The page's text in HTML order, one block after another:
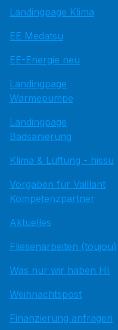
Landingpage Klima
EE Medatsu
EE-Energie neu
Landingpage
Wärmepumpe
Landingpage
Badsanierung
Klima & Lüftung - hissu
Vorgaben für Vaillant
Kompetenzpartner
Aktuelles
Fliesenarbeiten (toujou)
Was nur wir haben HI
Weihnachtspost
Finanzierung anfragen